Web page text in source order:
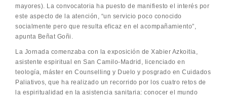
mayores). La convocatoria ha puesto de manifiesto el interés por
este aspecto de la atención, “un servicio poco conocido
socialmente pero que resulta eficaz en el acompañamiento”,
apunta Beñat Goñi.
La Jornada comenzaba con la exposición de Xabier Azkoitia,
asistente espiritual en San Camilo-Madrid, licenciado en
teología, máster en Counselling y Duelo y posgrado en Cuidados
Paliativos, que ha realizado un recorrido por los cuatro retos de
la espiritualidad en la asistencia sanitaria: conocer el mundo